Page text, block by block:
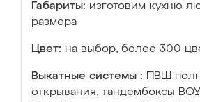
Габариты: изготовим кухню
размера
Цвет: на выбор, более 300
Выкатные системы :
ПВШ
открывания, тандембоксы